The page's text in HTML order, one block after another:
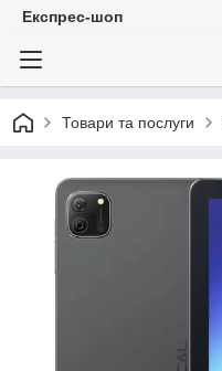
Експрес-шоп
Товари та послуги